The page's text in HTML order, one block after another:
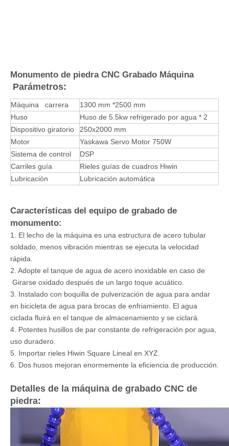
Monumento de piedra CNC Grabado Máquina
Parámetros:
Máquina carrera
1300 mm *2500 mm
Huso
Huso de 5.5kw refrigerado por agua * 2
Dispositivo giratorio
250x2000 mm
Motor
Yaskawa Servo Motor 750W
Sistema de control
DSP
Carriles guía
Rieles guías de cuadros Hiwin
Lubricación
Lubricación automática
Características del equipo de grabado de
monumento:
1. El lecho de la máquina es una estructura de acero tubular
soldado, menos vibración mientras se ejecuta la velocidad
rápida.
2. Adopte el tanque de agua de acero inoxidable en caso de
Girarse oxidado después de un largo toque acuático.
3. Instalado con boquilla de pulverización de agua para andar
en bicicleta de agua para brocas de enfriamiento. El agua
ciclada fluirá en el tanque de almacenamiento y se ciclará.
4. Potentes husillos de par constante de refrigeración por agua,
uso duradero.
5. Importar rieles Hiwin Square Lineal en XYZ.
6. Dos husos mejoran enormemente la eficiencia de producción.
Detalles de la máquina de grabado CNC de
piedra: